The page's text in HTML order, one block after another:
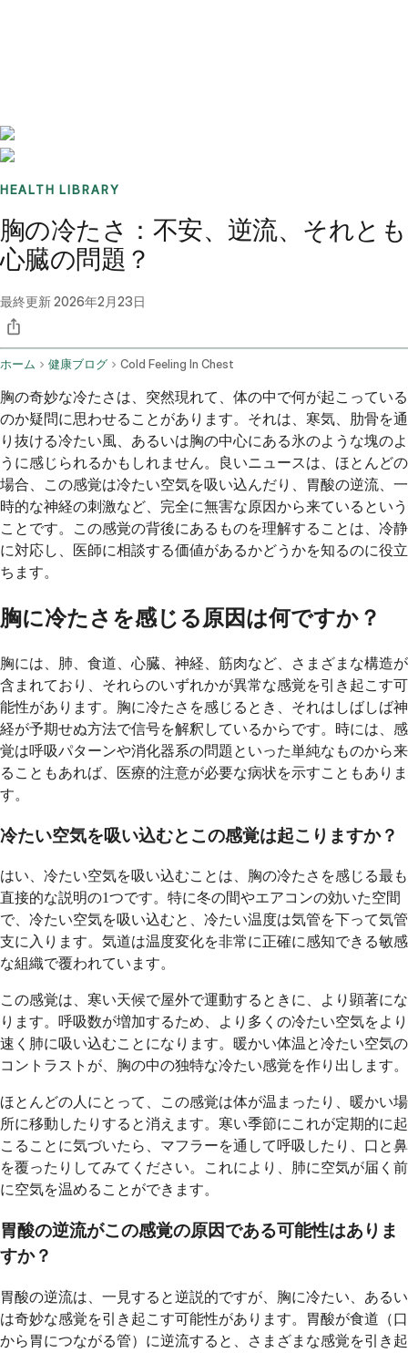
HEALTH LIBRARY
胸の冷たさ：不安、逆流、それとも
心臓の問題？
最終更新2026年2月23日
ホーム 健康ブログ Cold Feeling In Chest
胸の奇妙な冷たさは、突然現れて、体の中で何が起こっている
のか疑問に思わせることがあります。それは、寒気、肋骨を通
り抜ける冷たい風、あるいは胸の中心にある氷のような塊のよ
うに感じられるかもしれません。良いニュースは、ほとんどの
場合、この感覚は冷たい空気を吸い込んだり、胃酸の逆流、一
時的な神経の刺激など、完全に無害な原因から来ているという
ことです。この感覚の背後にあるものを理解することは、冷静
に対応し、医師に相談する価値があるかどうかを知るのに役立
ちます。
胸に冷たさを感じる原因は何ですか？
胸には、肺、食道、心臓、神経、筋肉など、さまざまな構造が
含まれており、それらのいずれかが異常な感覚を引き起こす可
能性があります。胸に冷たさを感じるとき、それはしばしば神
経が予期せぬ方法で信号を解釈しているからです。時には、感
覚は呼吸パターンや消化器系の問題といった単純なものから来
ることもあれば、医療的注意が必要な病状を示すこともありま
す。
冷たい空気を吸い込むとこの感覚は起こりますか？
はい、冷たい空気を吸い込むことは、胸の冷たさを感じる最も
直接的な説明の1つです。特に冬の間やエアコンの効いた空間
で、冷たい空気を吸い込むと、冷たい温度は気管を下って気管
支に入ります。気道は温度変化を非常に正確に感知できる敏感
な組織で覆われています。
この感覚は、寒い天候で屋外で運動するときに、より顕著にな
ります。呼吸数が増加するため、より多くの冷たい空気をより
速く肺に吸い込むことになります。暖かい体温と冷たい空気の
コントラストが、胸の中の独特な冷たい感覚を作り出します。
ほとんどの人にとって、この感覚は体が温まったり、暖かい場
所に移動したりすると消えます。寒い季節にこれが定期的に起
こることに気づいたら、マフラーを通して呼吸したり、口と鼻
を覆ったりしてみてください。これにより、肺に空気が届く前
に空気を温めることができます。
胃酸の逆流がこの感覚の原因である可能性はありま
すか？
胃酸の逆流は、一見すると逆説的ですが、胸に冷たい、あるい
は奇妙な感覚を引き起こす可能性があります。胃酸が食道（口
から胃につながる管）に逆流すると、さまざまな感覚を引き起